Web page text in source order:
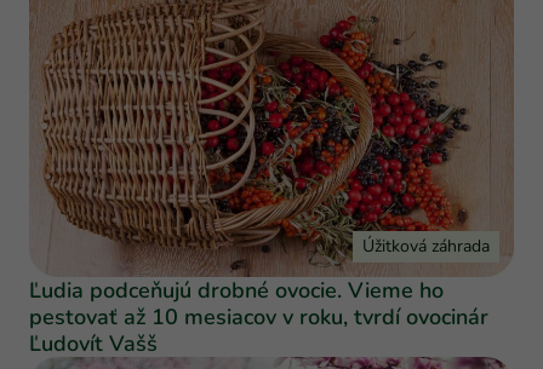
Úžitková záhrada
Ľudia podceňujú drobné ovocie. Vieme ho
pestovať až 10 mesiacov v roku, tvrdí ovocinár
Ľudovít Vašš